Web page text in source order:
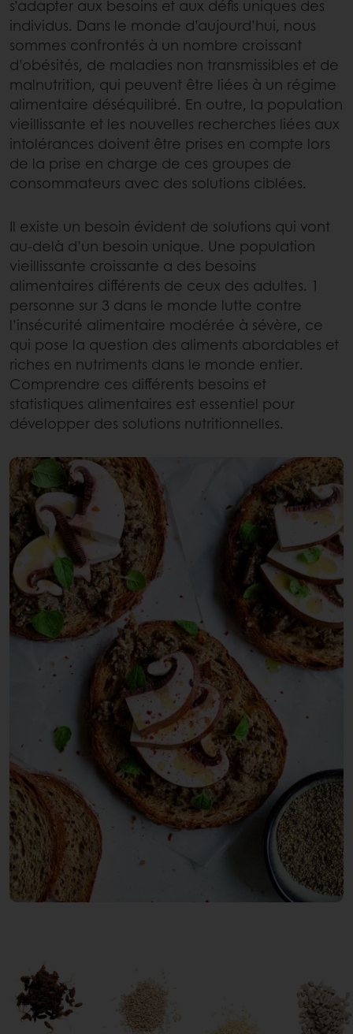
s’adapter aux besoins et aux défis uniques des
individus. Dans le monde d’aujourd’hui, nous
sommes confrontés à un nombre croissant
d’obésités, de maladies non transmissibles et de
malnutrition, qui peuvent être liées à un régime
alimentaire déséquilibré. En outre, la population
vieillissante et les nouvelles recherches liées aux
intolérances doivent être prises en compte lors
de la prise en charge de ces groupes de
consommateurs avec des solutions ciblées.
Il existe un besoin évident de solutions qui vont
au-delà d’un besoin unique. Une population
vieillissante croissante a des besoins
alimentaires différents de ceux des adultes. 1
personne sur 3 dans le monde lutte contre
l’insécurité alimentaire modérée à sévère, ce
qui pose la question des aliments abordables et
riches en nutriments dans le monde entier.
Comprendre ces différents besoins et
statistiques alimentaires est essentiel pour
développer des solutions nutritionnelles.